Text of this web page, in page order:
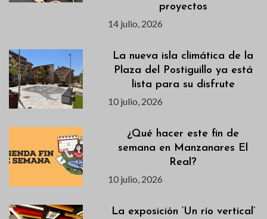
proyectos
14 julio, 2026
La nueva isla climática de la
Plaza del Postiguillo ya está
lista para su disfrute
10 julio, 2026
¿Qué hacer este fin de
semana en Manzanares El
Real?
10 julio, 2026
La exposición ‘Un río vertical’